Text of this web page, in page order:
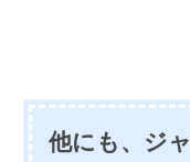
他にも、ジ